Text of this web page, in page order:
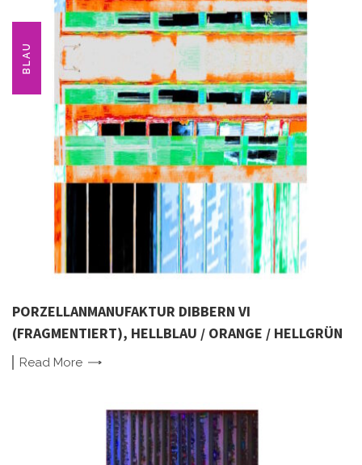
BLAU
PORZELLANMANUFAKTUR DIBBERN VI
(FRAGMENTIERT), HELLBLAU / ORANGE / HELLGRÜN
Read More